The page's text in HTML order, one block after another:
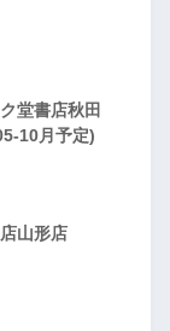
堂書店秋田
10月予定)
山形店